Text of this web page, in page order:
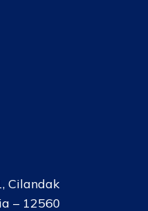
Cilandak
– 12560